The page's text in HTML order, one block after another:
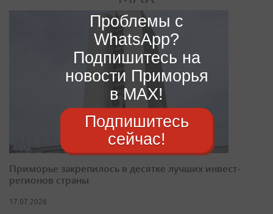
Приморье закрепилось в десятке лучших инвест-
регионов страны
17.07.2026
Проблемы с
WhatsApp?
Подпишитесь на
новости Приморья
в MAX!
Подпишитесь
сейчас!